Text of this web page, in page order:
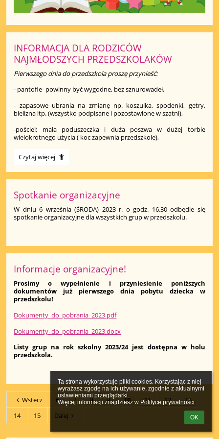
Ta strona wykorzystuje pliki cookies. Korzystając z niej
wyrażasz zgodę na ich używanie, zgodnie z aktualnymi
ustawieniami przeglądarki.
Więcej informacji znajdziesz w Polityce prywatności.
OK
INFORMACJA DLA RODZICÓW
NAJMŁODSZYCH PRZEDSZKOLAKÓW
Pierwszego dnia do przedszkola proszę przynieść:
- pantofle- powinny być wygodne, bez sznurowadeł,
- zapasowe ubrania na zmianę np. koszulka, spodenki, getry,
bielizna itp. (wszystko podpisane i pozostawione w szatni),
-pościel: mała poduszeczka i duża poszwa w dużej torbie
wielokrotnego użycia ( koc zapewnia przedszkole),
INFORMACJA
RODZICÓW
PRZEDSZKOLAKÓW:
Czytaj więcej
Spotkanie organizacyjne
W dniu 6 września (ŚRODA) 2023 r. o godz. 16.30 odbędie się
spotkanie organizacyjne dla wszystkich grup w przedszkolu.
Informacje organizacyjne!
Prosimy o wypełnienie i przyniesienie poniższych
dokumentów już pierwszego dnia pobytu dziecka w
przedszkolu!
Dokumenty_do_pobrania_2023.pdf
Dokumenty_do_pobrania_2023.docx
Listy grup na rok szkolny 2023/24 jest dostępna w holu
przedszkola.
Wstecz 6 7 8 9 10 11 12
13
14
15 Dalej